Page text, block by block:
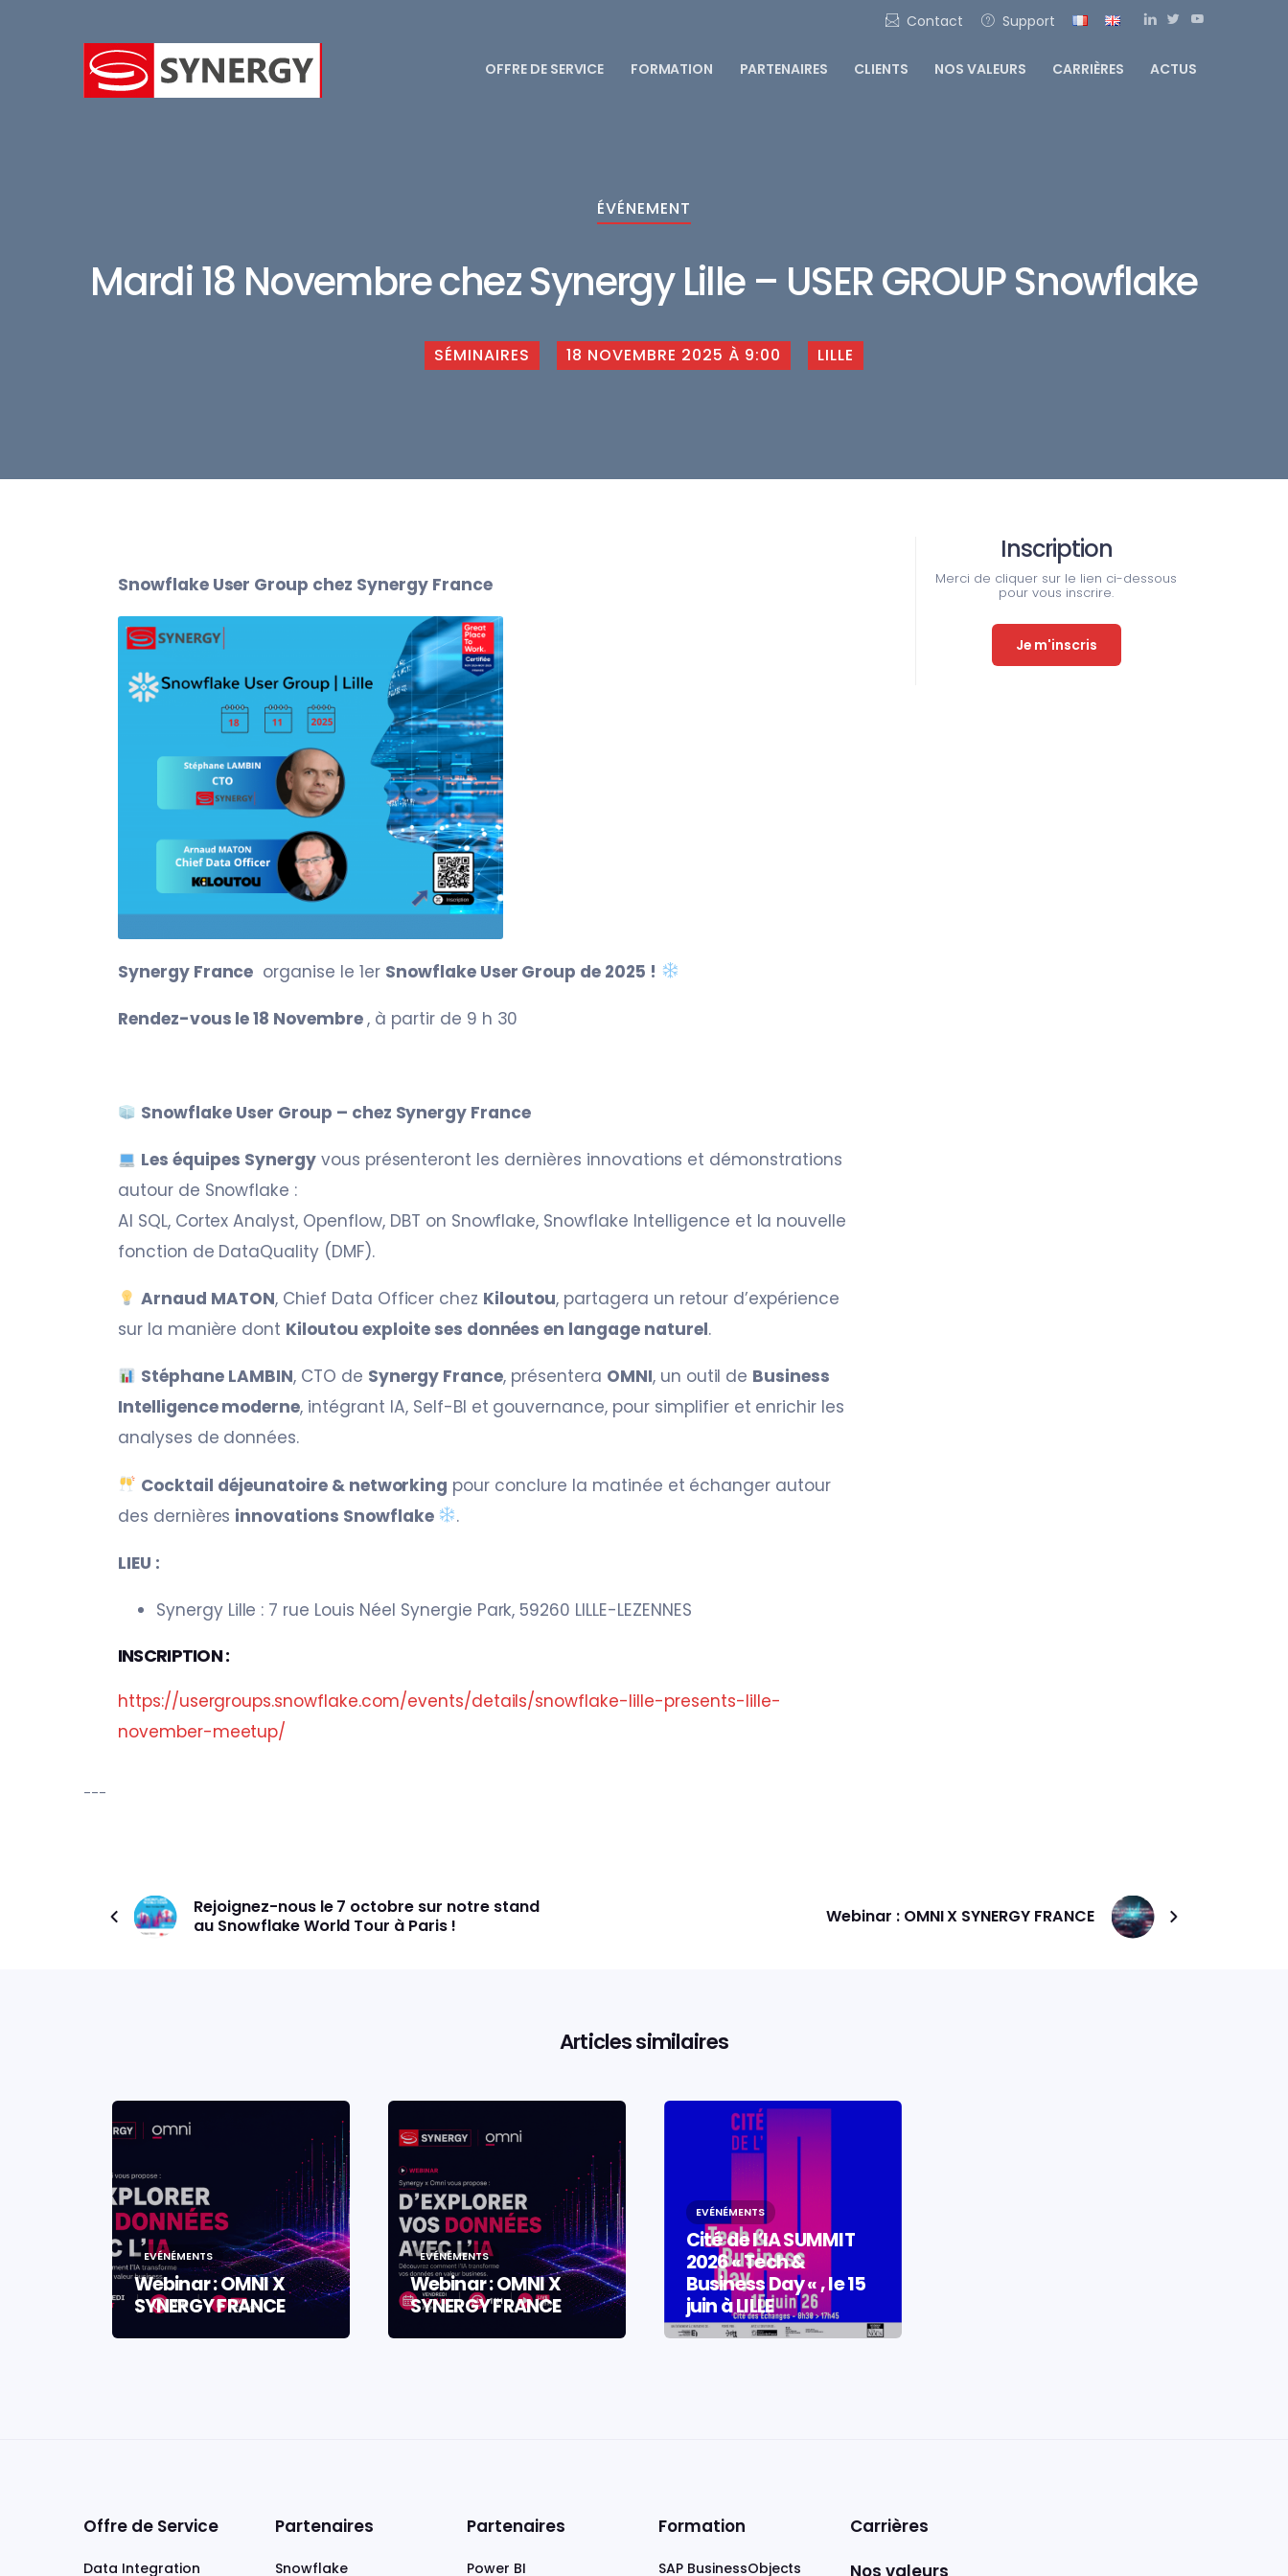
Contact Support
OFFRE DE SERVICE FORMATION PARTENAIRES CLIENTS NOS VALEURS CARRIÈRES ACTUS
ÉVÉNEMENT
Mardi 18 Novembre chez Synergy Lille – USER GROUP Snowflake
SÉMINAIRES 18 NOVEMBRE 2025 À 9:00 LILLE
Snowflake User Group chez Synergy France
Synergy France organise le 1er Snowflake User Group de 2025 !
Rendez-vous le 18 Novembre, à partir de 9 h 30
Snowflake User Group – chez Synergy France
Les équipes Synergyvous présenteront les dernières innovations et démonstrations
autour de Snowflake :
AI SQL, Cortex Analyst, Openflow, DBT on Snowflake, Snowflake Intelligence et la nouvelle
fonction de DataQuality (DMF).
Arnaud MATON, Chief Data Officer chez Kiloutou, partagera un retour d’expérience
sur la manière dont Kiloutou exploite ses données en langage naturel.
Stéphane LAMBIN, CTO de Synergy France, présentera OMNI, un outil de Business
Intelligence moderne, intégrant IA, Self-BI et gouvernance, pour simplifier et enrichir les
analyses de données.
Cocktail déjeunatoire & networking pour conclure la matinée et échanger autour
des dernières innovations Snowflake .
LIEU :
Synergy Lille : 7 rue Louis Néel Synergie Park, 59260 LILLE-LEZENNES
INSCRIPTION :
https://usergroups.snowflake.com/events/details/snowflake-lille-presents-lille-
november-meetup/
---
Inscription
Merci de cliquer sur le lien ci-dessous
pour vous inscrire.
Rejoignez-nous le 7 octobre sur notre stand
au Snowflake World Tour à Paris !
Webinar : OMNI X SYNERGY FRANCE
Articles similaires
EVÉNÉMENTS
Webinar : OMNI X
SYNERGY FRANCE
EVÉNÉMENTS
Webinar : OMNI X
SYNERGY FRANCE
EVÉNÉMENTS
Cité de l’IA SUMMIT
2026 « Tech &
Business Day « , le 15
juin à LILLE
Offre de Service
Data Integration
Partenaires
Snowflake
Partenaires
Power BI
Formation
SAP BusinessObjects
Carrières
Nos valeurs